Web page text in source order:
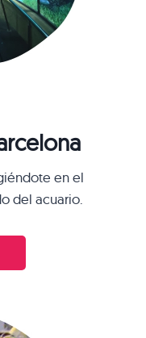
en el
del acuario.